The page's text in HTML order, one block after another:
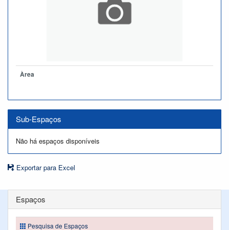
Àrea
Sub-Espaços
Não há espaços disponíveis
Exportar para Excel
Espaços
Pesquisa de Espaços